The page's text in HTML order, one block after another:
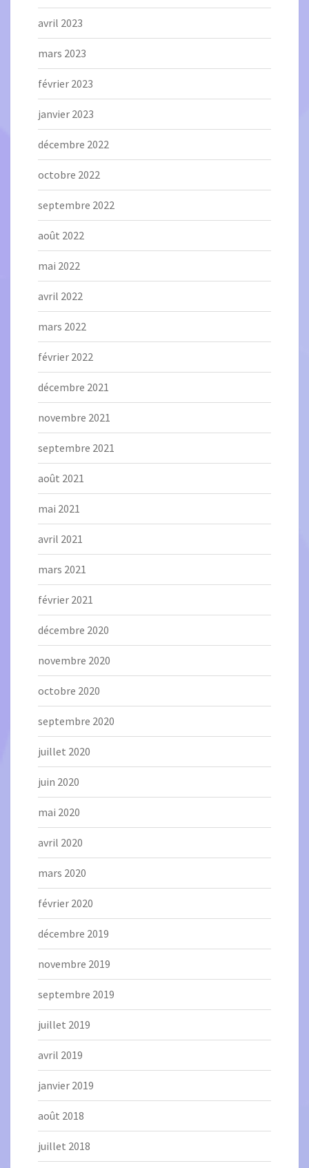
avril 2023
mars 2023
février 2023
janvier 2023
décembre 2022
octobre 2022
septembre 2022
août 2022
mai 2022
avril 2022
mars 2022
février 2022
décembre 2021
novembre 2021
septembre 2021
août 2021
mai 2021
avril 2021
mars 2021
février 2021
décembre 2020
novembre 2020
octobre 2020
septembre 2020
juillet 2020
juin 2020
mai 2020
avril 2020
mars 2020
février 2020
décembre 2019
novembre 2019
septembre 2019
juillet 2019
avril 2019
janvier 2019
août 2018
juillet 2018